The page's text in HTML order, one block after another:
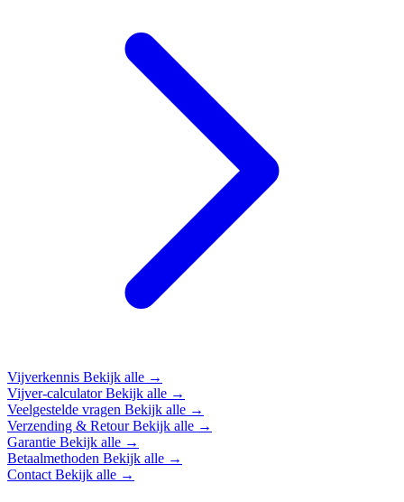
Vijverkennis Bekijk alle →
Vijver-calculatorBekijk alle →
Veelgestelde vragen Bekijk alle →
Verzending & RetourBekijk alle →
Garantie Bekijk alle →
Betaalmethoden Bekijk alle →
Contact Bekijk alle →